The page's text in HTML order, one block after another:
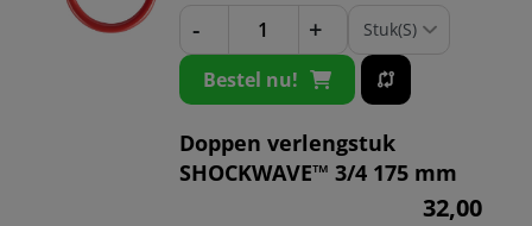
- +
Bestel nu!
Doppen verlengstuk
SHOCKWAVE™ 3/4 175 mm
32,00